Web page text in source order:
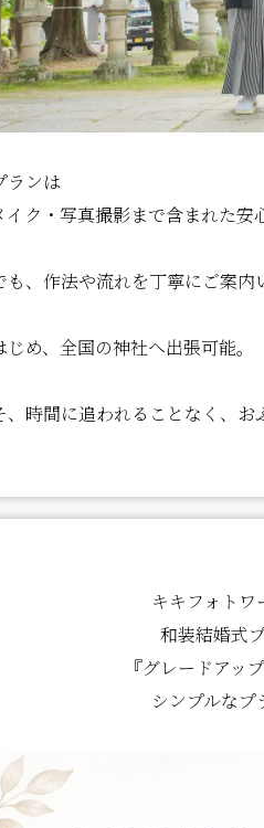
ランは
ク・写真撮影まで含まれた安
、作法や流れを丁寧にご案内
め、全国の神社へ出張可能。
時間に追われることなく、お
キキフォトワ
和装結婚式
『グレードアッ
シンプルなプ